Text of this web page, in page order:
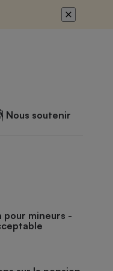
Nous soutenir
pour mineurs -